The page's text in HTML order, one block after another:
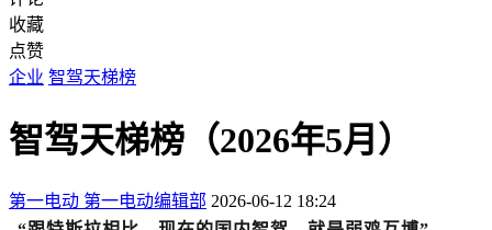
收藏
点赞
企业 智驾天梯榜
智驾天梯榜（2026年5月）
第一电动 第一电动编辑部 2026-06-12 18:24